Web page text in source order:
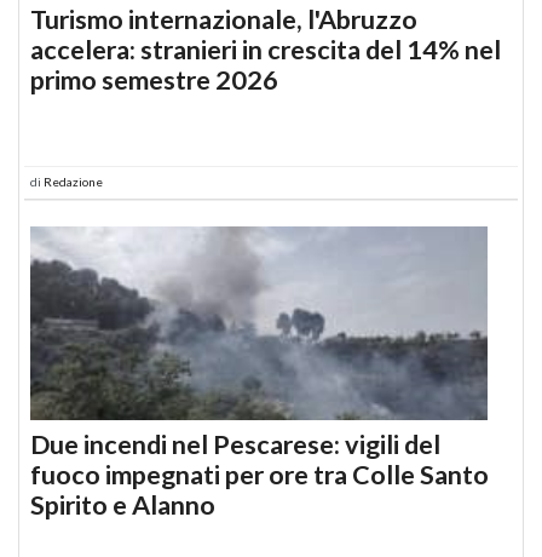
Turismo internazionale, l'Abruzzo
accelera: stranieri in crescita del 14% nel
primo semestre 2026
di Redazione
Due incendi nel Pescarese: vigili del
fuoco impegnati per ore tra Colle Santo
Spirito e Alanno